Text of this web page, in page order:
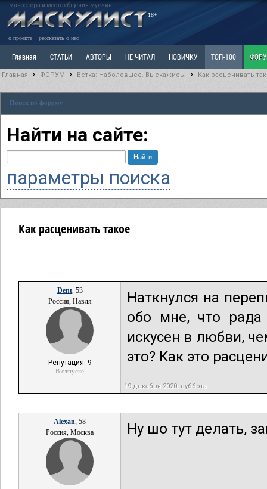
маносфера и место общения мужчин
18+
о проекте рассказать о нас
Главная СТАТЬИ АВТОРЫ НЕ ЧИТАЛ НОВИЧКУ ТОП-100
Ветка: Наболевшее. Выскажись!
РАЗДЕЛ: Разное
Главная ФОРУМ Ветка: Наболевшее. Выскажись! Как расценивать
Поиск по форуму
Найти на сайте:
параметры поиска
Как расценивать такое
Dent, 53
Россия, Навля
Репутация: 9
В отпуске
Наткнулся на
обо мне, что
искусен в любви,
это? Как это
19 декабря 2020, суббота
Alexan, 58
Россия, Москва
Ну шо тут делать,